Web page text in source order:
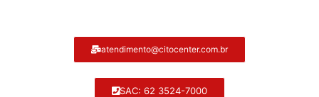
atendimento@citocenter.com.br
SAC: 62 3524-7000